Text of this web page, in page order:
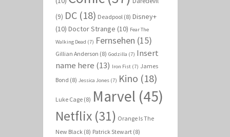
(9) DC(18) Deadpool(8) Disney+
(10) Doctor Strange (10) Fear The
Walking Dead (7) Fernsehen (15)
Gillian Anderson (8) Godzilla (7) Insert
name here (13) Iron Fist(7) James
Bond (8) Jessica Jones(7) Kino (18)
Luke Cage(8) Marvel (45)
Netflix(31) Orange Is The
New Black(8) Patrick Stewart(8)